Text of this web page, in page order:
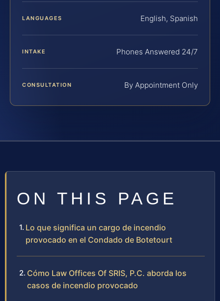
LANGUAGES English, Spanish
INTAKE Phones Answered 24/7
CONSULTATION By Appointment Only
ON THIS PAGE
Lo que significa un cargo de incendio
provocado en el Condado de Botetourt
Cómo Law Offices Of SRIS, P.C. aborda los
casos de incendio provocado